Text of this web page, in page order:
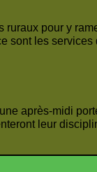
pour y
sont les services
après-midi
leur